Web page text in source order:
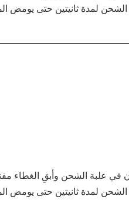
الشحن لمدة ثانيتين حتى يومض
في علبة الشحن وأبقِ الغطاء
الشحن لمدة ثانيتين حتى يومض